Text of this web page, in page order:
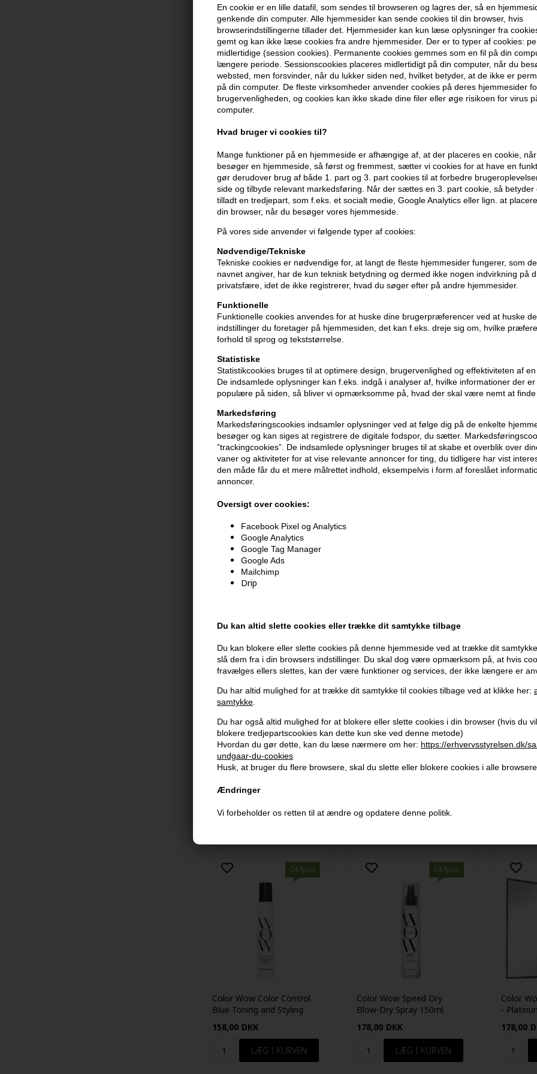
En cookie er en lille datafil, som sendes til browseren og lagres der, så en
genkende din computer. Alle hjemmesider kan sende cookies til din browser, hvis
browserindstillingerne tillader det. Hjemmesider kan kun læse oplysninger fra
gemt og kan ikke læse cookies fra andre hjemmesider. Der er to typer af cookies:
midlertidige (session cookies). Permanente cookies gemmes som en fil på din
længere periode. Sessionscookies placeres midlertidigt på din computer, når du
websted, men forsvinder, når du lukker siden ned, hvilket betyder, at de ikke er
på din computer. De fleste virksomheder anvender cookies på deres hjemmesider
brugervenligheden, og cookies kan ikke skade dine filer eller øge risikoen for virus
computer.
Hvad bruger vi cookies til?
Mange funktioner på en hjemmeside er afhængige af, at der placeres en cookie,
besøger en hjemmeside, så først og fremmest, sætter vi cookies for at have en
gør derudover brug af både 1. part og 3. part cookies til at forbedre
side og tilbyde relevant markedsføring. Når der sættes en 3. part cookie, så betyder
tilladt en tredjepart, som f.eks. et socialt medie, Google Analytics eller lign. at
din browser, når du besøger vores hjemmeside.
På vores side anvender vi følgende typer af cookies:
Nødvendige/Tekniske
Tekniske cookies er nødvendige for, at langt de fleste hjemmesider fungerer, som
navnet angiver, har de kun teknisk betydning og dermed ikke nogen indvirkning på
privatsfære, idet de ikke registrerer, hvad du søger efter på andre hjemmesider.
Funktionelle
Funktionelle cookies anvendes for at huske dine brugerpræferencer ved at huske
indstillinger du foretager på hjemmesiden, det kan f.eks. dreje sig om, hvilke
forhold til sprog og tekststørrelse.
Statistiske
Statistikcookies bruges til at optimere design, brugervenlighed og effektiviteten af en
De indsamlede oplysninger kan f.eks. indgå i analyser af, hvilke informationer der
populære på siden, så bliver vi opmærksomme på, hvad der skal være nemt at finde
Markedsføring
Markedsføringscookies indsamler oplysninger ved at følge dig på de enkelte
besøger og kan siges at registrere de digitale fodspor, du sætter.
”trackingcookies”. De indsamlede oplysninger bruges til at skabe et overblik over
vaner og aktiviteter for at vise relevante annoncer for ting, du tidligere har vist
den måde får du et mere målrettet indhold, eksempelvis i form af foreslået
annoncer.
Oversigt over cookies:
Facebook Pixel og Analytics
Google Analytics
Google Tag Manager
Google Ads
Mailchimp
Drip
Du kan altid slette cookies eller trække dit samtykke tilbage
Du kan blokere eller slette cookies på denne hjemmeside ved at trække dit
slå dem fra i din browsers indstillinger. Du skal dog være opmærksom på, at hvis
fravælges ellers slettes, kan der være funktioner og services, der ikke længere er
Du har altid mulighed for at trække dit samtykke til cookies tilbage ved at klikke her:
samtykke.
Du har også altid mulighed for at blokere eller slette cookies i din browser (hvis du
blokere tredjepartscookies kan dette kun ske ved denne metode)
Hvordan du gør dette, kan du læse nærmere om her: https://erhvervsstyrelsen.dk/
undgaar-du-cookies
Husk, at bruger du flere browsere, skal du slette eller blokere cookies i alle
Ændringer
Vi forbeholder os retten til at ændre og opdatere denne politik.
Color Wow Raise the Root
Thicken + Lift Spray 150ml
198,00 DKK
Color Wow Dream Filter
200ml
188,00 DKK
Color
Collagen
349,00
247pris
Color Wow Money Mist
188,00 DKK
Color Wow Color Security
239,00 DKK
Color
239,00
247pris
Color Wow Dream Cocktail
Coconut-Infused 200ml
189,00
DKK
247pris
Color Wow Xtra Large
Bombshell Volumizer
195ml
178,00 DKK
Color Wow Pop + Lock
High Gloss Finish 55ml
Color
247pris
Color Wow Color Control
Blue Toning and Styling
158,00 DKK
247pris
Color Wow Speed Dry
Blow-Dry Spray 150ml
178,00 DKK
Color
-
178,00